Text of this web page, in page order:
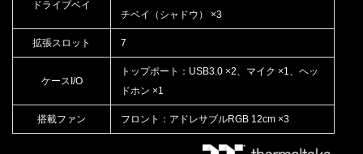
ドライブベイ
チベイ（シャドウ） ×3
拡張スロット 7
ケースI/O
トップポート：USB3.0 ×2、マイク ×1、ヘッ
ドホン ×1
搭載ファン フロント：アドレサブルRGB 12cm ×3